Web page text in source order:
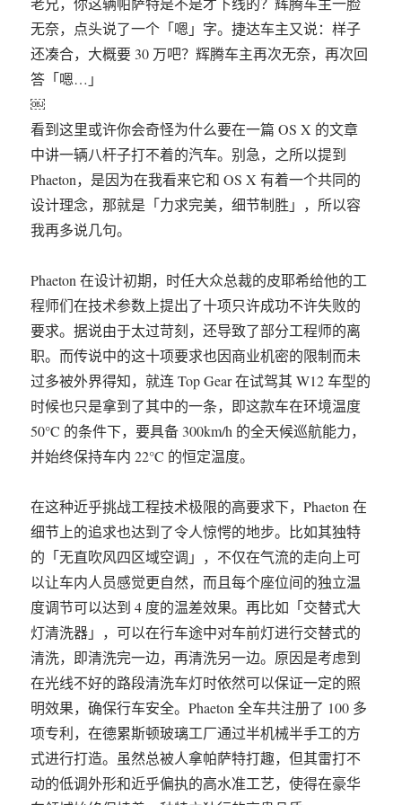
无奈，点头说了一个「嗯」字。捷达车主又说：样子
还凑合，大概要 30 万吧？辉腾车主再次无奈，再次回
答「嗯…」
￼
看到这里或许你会奇怪为什么要在一篇 OS X 的文章
中讲一辆八杆子打不着的汽车。别急，之所以提到
Phaeton，是因为在我看来它和 OS X 有着一个共同的
设计理念，那就是「力求完美，细节制胜」，所以容
我再多说几句。
Phaeton 在设计初期，时任大众总裁的皮耶希给他的工
程师们在技术参数上提出了十项只许成功不许失败的
要求。据说由于太过苛刻，还导致了部分工程师的离
职。而传说中的这十项要求也因商业机密的限制而未
过多被外界得知，就连 Top Gear 在试驾其 W12 车型的
时候也只是拿到了其中的一条，即这款车在环境温度
50°C 的条件下，要具备 300km/h 的全天候巡航能力，
并始终保持车内 22°C 的恒定温度。
在这种近乎挑战工程技术极限的高要求下，Phaeton 在
细节上的追求也达到了令人惊愕的地步。比如其独特
的「无直吹风四区域空调」，不仅在气流的走向上可
以让车内人员感觉更自然，而且每个座位间的独立温
度调节可以达到 4 度的温差效果。再比如「交替式大
灯清洗器」，可以在行车途中对车前灯进行交替式的
清洗，即清洗完一边，再清洗另一边。原因是考虑到
在光线不好的路段清洗车灯时依然可以保证一定的照
明效果，确保行车安全。Phaeton 全车共注册了 100 多
项专利，在德累斯顿玻璃工厂通过半机械半手工的方
式进行打造。虽然总被人拿帕萨特打趣，但其雷打不
动的低调外形和近乎偏执的高水准工艺，使得在豪华